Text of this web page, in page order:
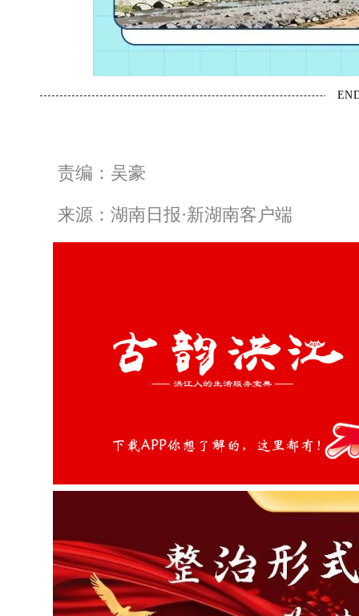
责编：吴豪
来源：湖南日报·新湖南客户端